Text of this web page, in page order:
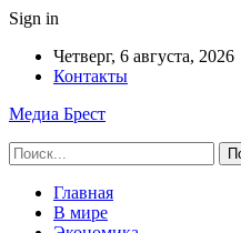
Sign in
Четверг, 6 августа, 2026
Контакты
Медиа Брест
Главная
В мире